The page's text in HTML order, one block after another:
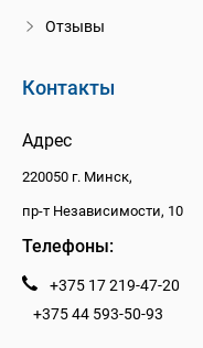
Отзывы
Контакты
Адрес
220050 г. Минск,
пр-т Независимости, 10
Телефоны:
+375 17 219-47-20
+375 44 593-50-93